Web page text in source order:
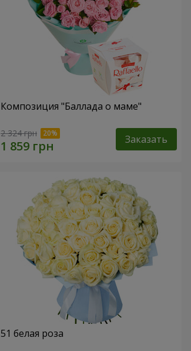
Композиция "Баллада о маме"
2 324 грн Заказать
51 белая роза